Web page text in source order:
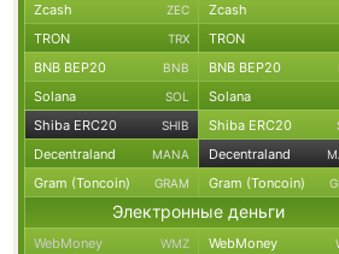
Zcash ZEC Zcash
TRON TRX TRON
BNB BEP20 BNB BNB BEP20
Solana SOL Solana
Shiba ERC20 SHIB Shiba ERC20
Decentraland MANA Decentraland
Gram (Toncoin) GRAM Gram (Toncoin)
Электронные деньги
WebMoney WMZ WebMoney